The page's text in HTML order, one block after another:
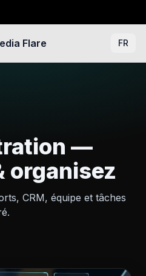
Flare FR
—
organisez
CRM, équipe et tâches